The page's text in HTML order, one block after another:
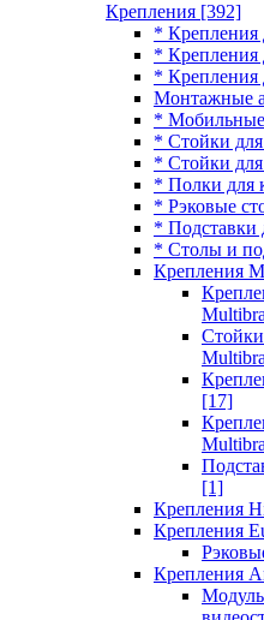
Крепления [392]
* Крепления
* Крепления
* Крепления
Монтажные
* Мобильные
* Стойки для
* Стойки
* Полки для
* Рэковые
* Подставки
* Столы и
Крепления
[17]
[1]
Крепления
Крепления
Крепления